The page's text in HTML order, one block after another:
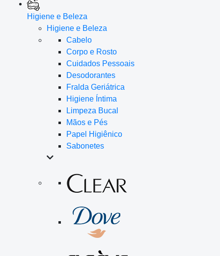
Higiene e Beleza
Higiene e Beleza
Cabelo
Corpo e Rosto
Cuidados Pessoais
Desodorantes
Fralda Geriátrica
Higiene Íntima
Limpeza Bucal
Mãos e Pés
Papel Higiênico
Sabonetes